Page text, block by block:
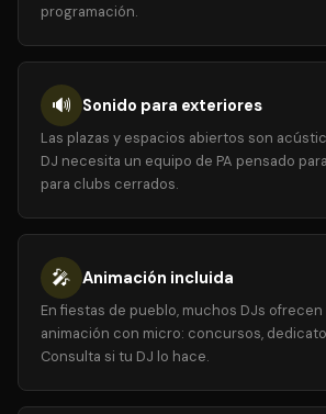
programación.
🔊 Sonido para exteriores
Las plazas y espacios abiertos son
DJ necesita un equipo de PA pensado
para clubs cerrados.
🎤 Animación incluida
En fiestas de pueblo, muchos DJs
animación con micro: concursos,
Consulta si tu DJ lo hace.